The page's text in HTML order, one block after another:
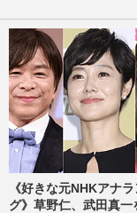
《好きな元NHKアナ
グ》草野仁、武田真一